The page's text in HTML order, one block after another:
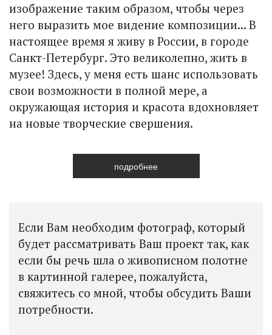
изображение таким образом, чтобы через
него выразить мое видение композиции... В
настоящее время я живу в России, в городе
Санкт-Петербург. Это великолепно, жить в
музее! Здесь, у меня есть шанс использовать
свои возможности в полной мере, а
окружающая история и красота вдохновляет
на новые творческие свершения.
подробнее
Если Вам необходим фотограф, который
будет рассматривать Ваш проект так, как
если бы речь шла о живописном полотне
в картинной галерее, пожалуйста,
свяжитесь со мной, чтобы обсудить Ваши
потребности.